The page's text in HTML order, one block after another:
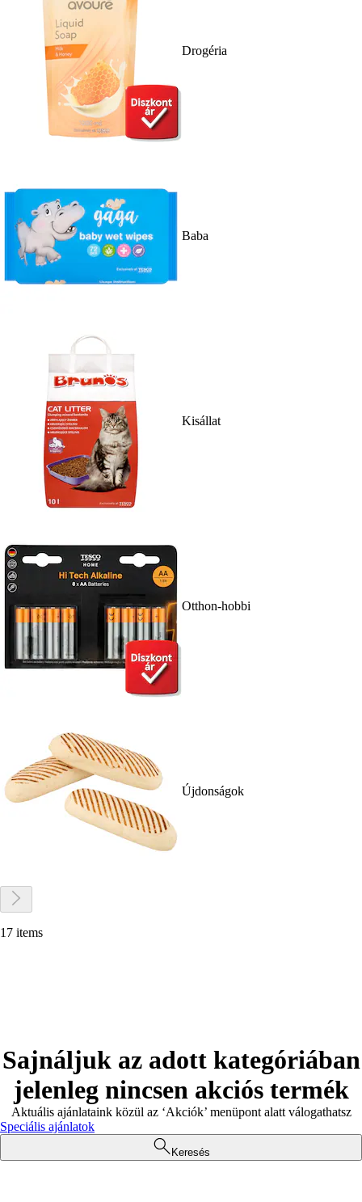
Drogéria
Baba
Kisállat
Otthon-hobbi
Újdonságok
17 items
Sajnáljuk az adott kategóriában
jelenleg nincsen akciós termék
Aktuális ajánlataink közül az ‘Akciók’ menüpont alatt válogathatsz
Speciális ajánlatok
Keresés